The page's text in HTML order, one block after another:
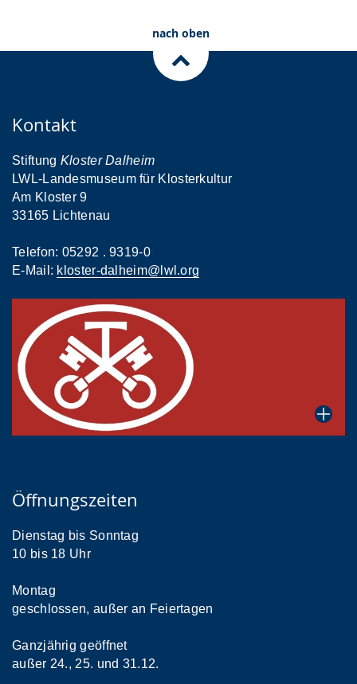
nach oben
Kontakt
Stiftung Kloster Dalheim
LWL-Landesmuseum für Klosterkultur
Am Kloster 9
33165 Lichtenau
Telefon: 05292 . 9319-0
E-Mail: kloster-dalheim@lwl.org
Öffnungszeiten
Dienstag bis Sonntag
10 bis 18 Uhr
Montag
geschlossen, außer an Feiertagen
Ganzjährig geöffnet
außer 24., 25. und 31.12.